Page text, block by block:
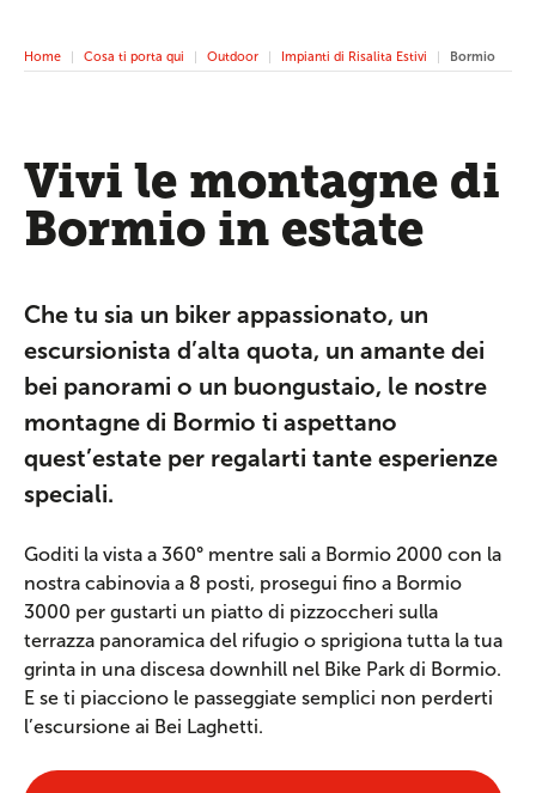
Home Cosa ti porta qui Outdoor Impianti di Risalita Estivi Bormio
Vivi le montagne di
Bormio in estate
Che tu sia un biker appassionato, un
escursionista d’alta quota, un amante dei
bei panorami o un buongustaio, le nostre
montagne di Bormio ti aspettano
quest’estate per regalarti tante esperienze
speciali.
Goditi la vista a 360° mentre sali a Bormio 2000 con la
nostra cabinovia a 8 posti, prosegui fino a Bormio
3000 per gustarti un piatto di pizzoccheri sulla
terrazza panoramica del rifugio o sprigiona tutta la tua
grinta in una discesa downhill nel Bike Park di Bormio.
E se ti piacciono le passeggiate semplici non perderti
l’escursione ai Bei Laghetti.